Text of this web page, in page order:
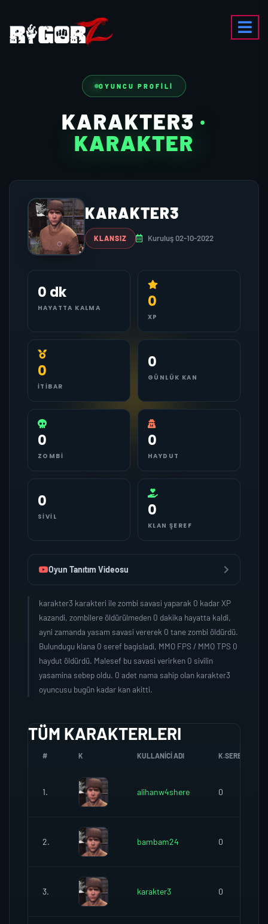
OYUNCU PROFILI
KARAKTER3 ·
KARAKTER
KARAKTER3
KLANSIZ Kuruluş 02-10-2022
0 dk
HAYATTA KALMA 0
XP
0
İTIBAR
0
GÜNLÜK KAN
0
ZOMBI
0
HAYDUT
0
SIVIL 0
KLAN ŞEREF
Oyun Tanıtım Videosu
karakter3 karakteri ile zombi savasi yaparak 0 kadar XP
kazandi, zombilere öldürülmeden 0 dakika hayatta kaldi,
ayni zamanda yasam savasi vererek 0 tane zombi öldürdü.
Bulundugu klana 0 seref bagisladi, MMO FPS / MMO TPS 0
haydut öldürdü. Malesef bu savasi verirken 0 sivilin
yasamina sebep oldu. 0 adet nama sahip olan karakter3
oyuncusu bugün kadar kan akitti.
TÜM KARAKTERLERI
# K KULLANICI ADI K.SEREFI
1. alihanw4shere 0
2. bambam24 0
3. karakter3 0